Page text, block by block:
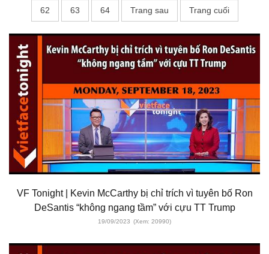
62 63 64 Trang sau Trang cuối
VF Tonight | Kevin McCarthy bị chỉ trích vì tuyên bố Ron
DeSantis “không ngang tầm” với cựu TT Trump
19/09/2023 (Xem: 20990)